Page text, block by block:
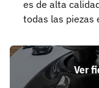
es de alta
todas las piezas
Ver